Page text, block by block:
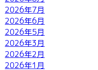
2026年7月
2026年6月
2026年5月
2026年3月
2026年2月
2026年1月